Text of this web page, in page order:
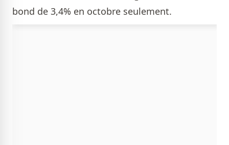
bond de 3,4% en octobre seulement.